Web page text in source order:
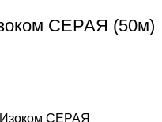
СЕРАЯ (50м)